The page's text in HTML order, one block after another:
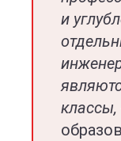
и
классы,